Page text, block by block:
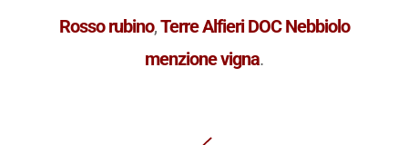
Rosso rubino,Terre Alfieri DOC Nebbiolo
menzione vigna.